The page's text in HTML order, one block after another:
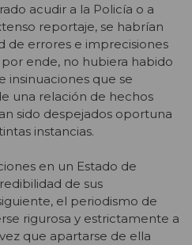
acudir a la Policía o a
reportaje, se habrían
de errores e imprecisiones
ende, no hubiera habido
insinuaciones que se
una relación de hechos
sido despejados oportuna
instancias.
en un Estado de
de sus
el periodismo de
rigurosa y estrictamente a
que apartarse de ella